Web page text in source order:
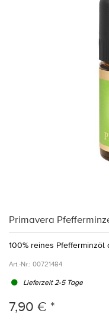
Primavera
100% reines
Art.-Nr.: 00721484
Lieferzeit 2-5 Tage
7,90 € *